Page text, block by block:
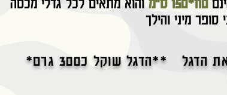
מיני והילך
הדגל **הדגל שוקל כ300 גרם